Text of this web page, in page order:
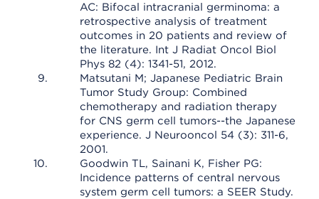
AC: Bifocal intracranial germinoma: a
retrospective analysis of treatment
outcomes in 20 patients and review of
the literature. Int J Radiat Oncol Biol
Phys 82 (4): 1341-51, 2012.
Matsutani M; Japanese Pediatric Brain
Tumor Study Group: Combined
chemotherapy and radiation therapy
for CNS germ cell tumors--the Japanese
experience. J Neurooncol 54 (3): 311-6,
2001.
Goodwin TL, Sainani K, Fisher PG:
Incidence patterns of central nervous
system germ cell tumors: a SEER Study.